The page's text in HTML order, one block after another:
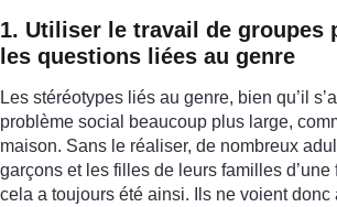
1. Utiliser le travail de groupes
les questions liées au genre
Les stéréotypes liés au genre, bien qu’il
problème social beaucoup plus large,
maison. Sans le réaliser, de nombreux
garçons et les filles de leurs familles d’une
cela a toujours été ainsi. Ils ne voient donc